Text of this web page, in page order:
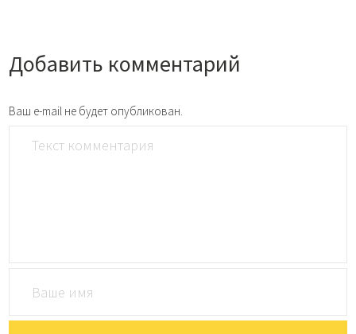
Добавить комментарий
Ваш e-mail не будет опубликован.